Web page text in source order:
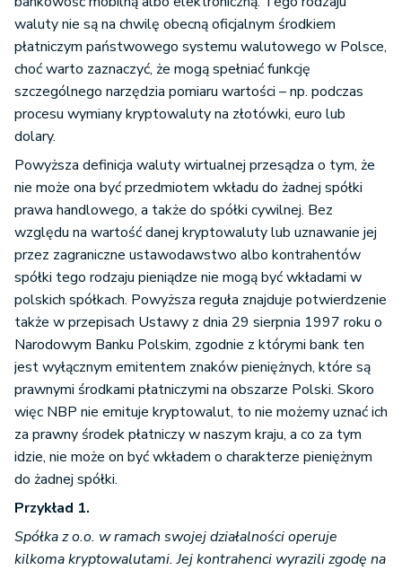
waluty nie są na chwilę obecną oficjalnym środkiem
płatniczym państwowego systemu walutowego w Polsce,
choć warto zaznaczyć, że mogą spełniać funkcję
szczególnego narzędzia pomiaru wartości – np. podczas
procesu wymiany kryptowaluty na złotówki, euro lub
dolary.
Powyższa definicja waluty wirtualnej przesądza o tym, że
nie może ona być przedmiotem wkładu do żadnej spółki
prawa handlowego, a także do spółki cywilnej. Bez
względu na wartość danej kryptowaluty lub uznawanie jej
przez zagraniczne ustawodawstwo albo kontrahentów
spółki tego rodzaju pieniądze nie mogą być wkładami w
polskich spółkach. Powyższa reguła znajduje potwierdzenie
także w przepisach Ustawy z dnia 29 sierpnia 1997 roku o
Narodowym Banku Polskim, zgodnie z którymi bank ten
jest wyłącznym emitentem znaków pieniężnych, które są
prawnymi środkami płatniczymi na obszarze Polski. Skoro
więc NBP nie emituje kryptowalut, to nie możemy uznać ich
za prawny środek płatniczy w naszym kraju, a co za tym
idzie, nie może on być wkładem o charakterze pieniężnym
do żadnej spółki.
Przykład 1.
Spółka z o.o. w ramach swojej działalności operuje
kilkoma kryptowalutami. Jej kontrahenci wyrazili zgodę na